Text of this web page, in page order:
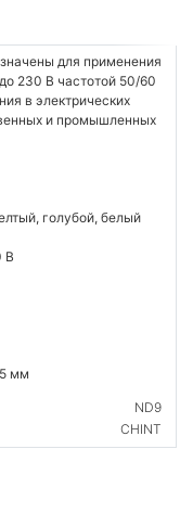
для применения
230 В частотой 50/60
в электрических
и промышленных
голубой, белый
В
мм
ND9
CHINT